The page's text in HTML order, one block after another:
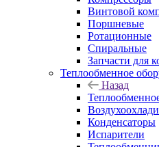
Винтовой
Поршневые
Ротационные
Спиральные
Запчасти для
Теплообменное
Назад
Конденсаторы
Испарители